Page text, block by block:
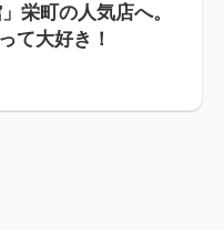
栄町の人気店へ。
て大好き！